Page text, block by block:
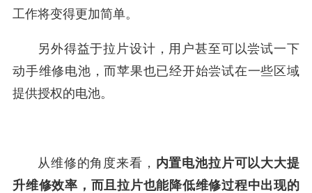
工作将变得更加简单。
另外得益于拉片设计，用户甚至可以尝试一下
动手维修电池，而苹果也已经开始尝试在一些区域
提供授权的电池。
从维修的角度来看， 内置电池拉片可以大大提
升维修效率，而且拉片也能降低维修过程中出现的